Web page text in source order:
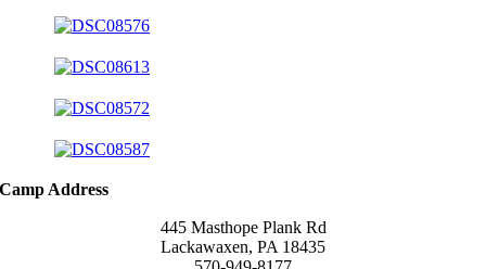
Camp Address
445 Masthope Plank Rd
Lackawaxen, PA 18435